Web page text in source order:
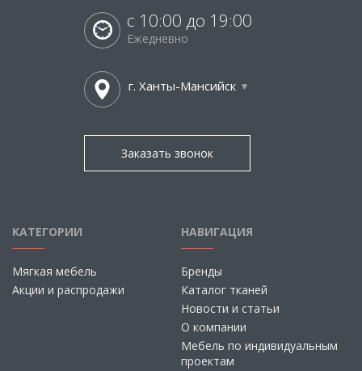
с 10:00 до 19:00
Ежедневно
г. Ханты-Мансийск
Заказать звонок
КАТЕГОРИИ
Мягкая мебель
Акции и распродажи
НАВИГАЦИЯ
Бренды
Каталог тканей
Новости и статьи
О компании
Мебель по индивидуальным
проектам